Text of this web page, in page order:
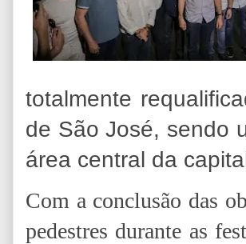
totalmente
de São José, sendo
área central da
Com a conclusão das
pedestres durante as